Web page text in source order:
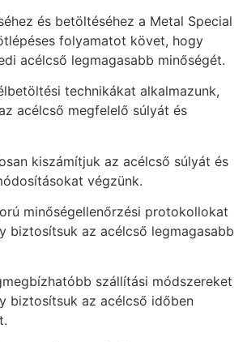
és betöltéséhez a Metal Special
folyamatot követ, hogy
acélcső legmagasabb minőségét.
technikákat alkalmazunk,
acélcső megfelelő súlyát és
kiszámítjuk az acélcső súlyát és
végzünk.
minőségellenőrzési protokollokat
biztosítsuk az acélcső legmagasabb
szállítási módszereket
biztosítsuk az acélcső időben